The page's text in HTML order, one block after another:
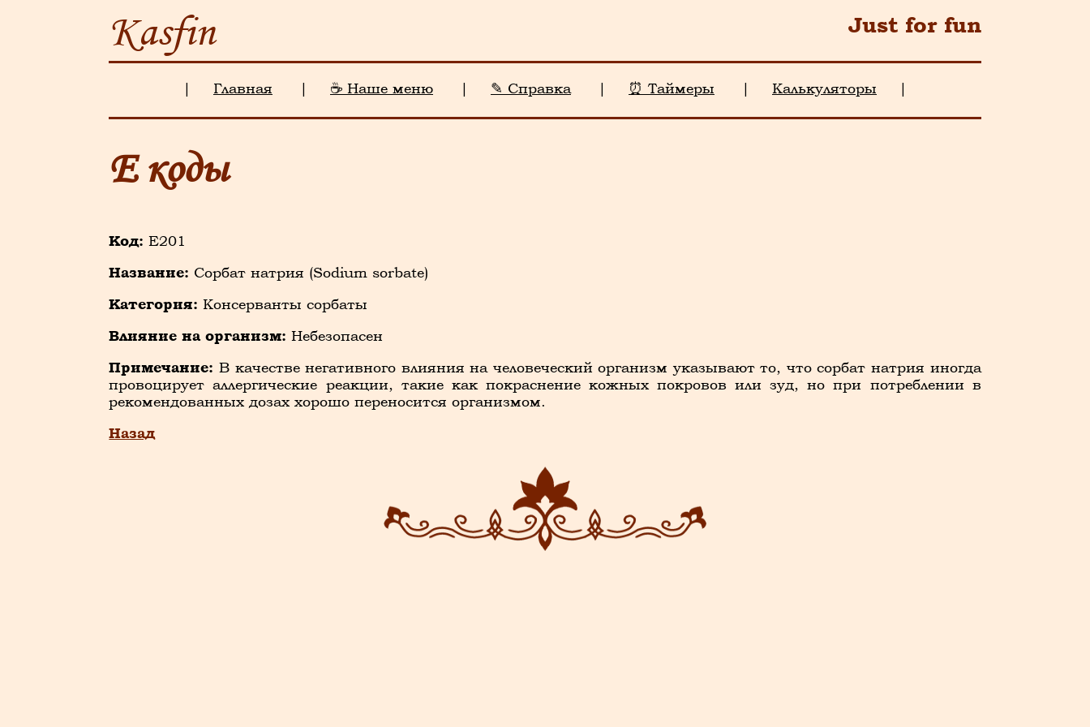
Kasfin Just for fun
| Главная | ☕ Наше меню | ✎ Справка | ⏰ Таймеры | Калькуляторы |
Е коды
Код: E201
Название: Сорбат натрия (Sodium sorbate)
Категория: Консерванты сорбаты
Влияние на организм: Небезопасен
Примечание: В качестве негативного влияния на человеческий организм указывают то, что сорбат натрия иногда
провоцирует аллергические реакции, такие как покраснение кожных покровов или зуд, но при потреблении в
рекомендованных дозах хорошо переносится организмом.
Назад